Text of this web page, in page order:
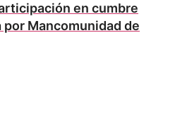
en cumbre
Mancomunidad de